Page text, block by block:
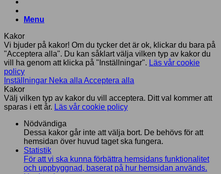
Menu
Kakor
Vi bjuder på kakor! Om du tycker det är ok, klickar du bara på
"Acceptera alla". Du kan såklart välja vilken typ av kakor du
vill ha genom att klicka på "Inställningar". Läs vår cookie
policy
Inställningar Neka alla Acceptera alla
Kakor
Välj vilken typ av kakor du vill acceptera. Ditt val kommer att
sparas i ett år. Läs vår cookie policy
Nödvändiga
Dessa kakor går inte att välja bort. De behövs för att
hemsidan över huvud taget ska fungera.
Statistik
För att vi ska kunna förbättra hemsidans funktionalitet
och uppbyggnad, baserat på hur hemsidan används.